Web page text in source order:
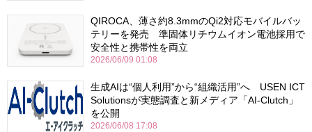
QIROCA、薄さ約8.3mmのQi2対応モバイルバッ
テリーを発売 準固体リチウムイオン電池採用で
安全性と携帯性を両立
2026/06/09 01:08
生成AIは“個人利用”から“組織活用”へ USEN ICT
Solutionsが実態調査と新メディア「AI-Clutch」
を公開
2026/06/08 17:08